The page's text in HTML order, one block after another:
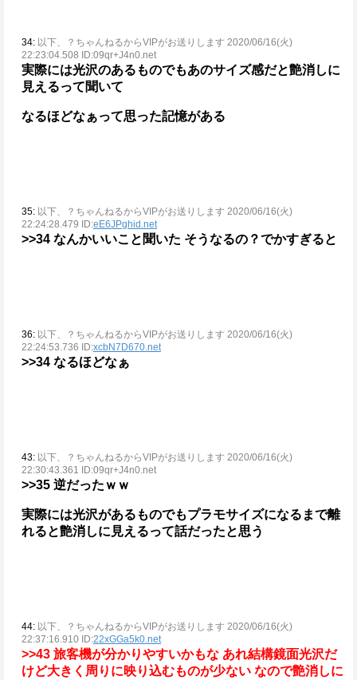
34: 以下、？ちゃんねるからVIPがお送りします 2020/06/16(火)
22:23:04.508 ID:09qr+J4n0.net
実際には光沢のあるものでもあのサイズ感だと艶消しに
見えるって聞いて
なるほどなぁって思った記憶がある
35: 以下、？ちゃんねるからVIPがお送りします 2020/06/16(火)
22:24:28.479 ID:eE6JPghid.net
>>34 なんかいいこと聞いた そうなるの？でかすぎると
36: 以下、？ちゃんねるからVIPがお送りします 2020/06/16(火)
22:24:53.736 ID:xcbN7D670.net
>>34 なるほどなぁ
43: 以下、？ちゃんねるからVIPがお送りします 2020/06/16(火)
22:30:43.361 ID:09qr+J4n0.net
>>35 逆だったｗｗ
実際には光沢があるものでもプラモサイズになるまで離
れると艶消しに見えるって話だったと思う
44: 以下、？ちゃんねるからVIPがお送りします 2020/06/16(火)
22:37:16.910 ID:22xGGa5k0.net
>>43 旅客機が分かりやすいかもな あれ結構鏡面光沢だ
けど大きく周りに映り込むものが少ない なので艶消しに